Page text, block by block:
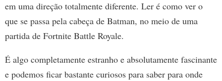
em uma direção totalmente diferente. Ler é como ver o
que se passa pela cabeça de Batman, no meio de uma
partida de Fortnite Battle Royale.
É algo completamente estranho e absolutamente fascinante
e podemos ficar bastante curiosos para saber para onde